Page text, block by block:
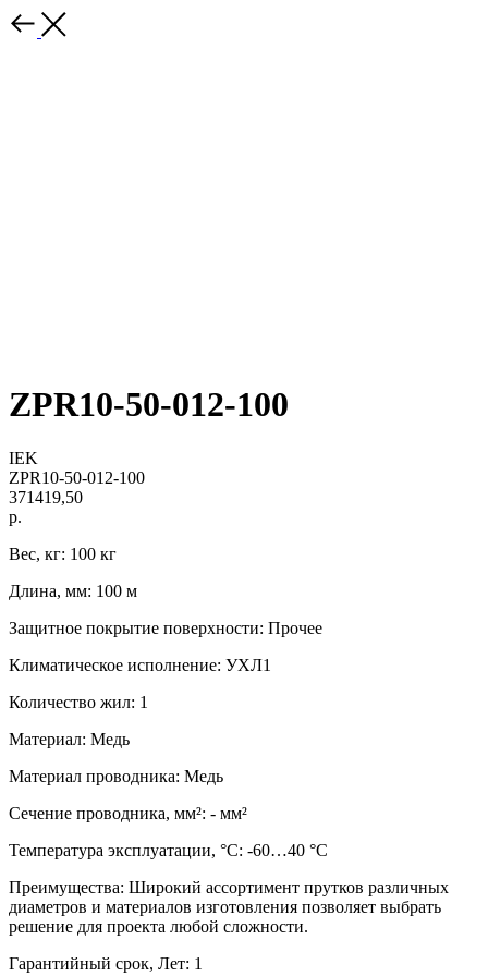
ZPR10-50-012-100
IEK
ZPR10-50-012-100
371419,50
р.
Вес, кг: 100 кг
Длина, мм: 100 м
Защитное покрытие поверхности: Прочее
Климатическое исполнение: УХЛ1
Количество жил: 1
Материал: Медь
Материал проводника: Медь
Сечение проводника, мм²: - мм²
Температура эксплуатации, °C: -60…40 °C
Преимущества: Широкий ассортимент прутков различных
диаметров и материалов изготовления позволяет выбрать
решение для проекта любой сложности.
Гарантийный срок, Лет: 1